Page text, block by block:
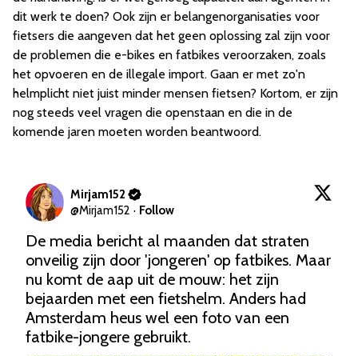
dit werk te doen? Ook zijn er belangenorganisaties voor
fietsers die aangeven dat het geen oplossing zal zijn voor
de problemen die e-bikes en fatbikes veroorzaken, zoals
het opvoeren en de illegale import. Gaan er met zo'n
helmplicht niet juist minder mensen fietsen? Kortom, er zijn
nog steeds veel vragen die openstaan en die in de
komende jaren moeten worden beantwoord.
Mirjam152
@Mirjam152 · Follow
De media bericht al maanden dat straten
onveilig zijn door 'jongeren' op fatbikes. Maar
nu komt de aap uit de mouw: het zijn
bejaarden met een fietshelm. Anders had
Amsterdam heus wel een foto van een
fatbike-jongere gebruikt.